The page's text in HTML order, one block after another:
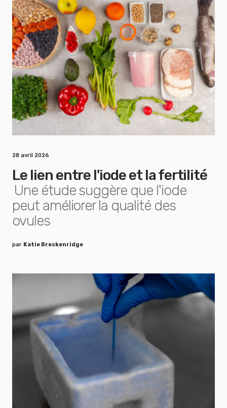
28 avril 2026
Le lien entre l'iode et la fertilité
Une étude suggère que l'iode
peut améliorer la qualité des
ovules
par Katie Breckenridge